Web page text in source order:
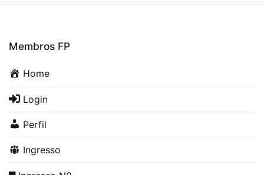
Membros FP
Home
Login
Perfil
Ingresso